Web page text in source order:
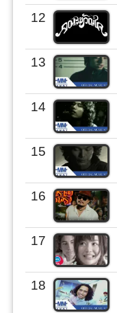
12
13
14
15
16
17
18